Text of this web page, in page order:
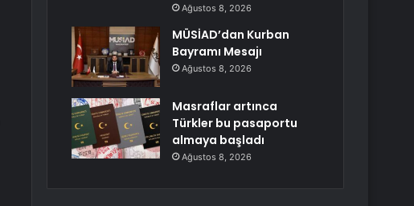
Ağustos 8, 2026
MÜSİAD’dan Kurban
Bayramı Mesajı
Ağustos 8, 2026
Masraflar artınca
Türkler bu pasaportu
almaya başladı
Ağustos 8, 2026